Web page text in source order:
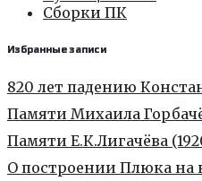
Сборки ПК
Избранные записи
820 лет падению
Памяти Михаила
Памяти Е.К.Лигачёва
О построении Плюка на